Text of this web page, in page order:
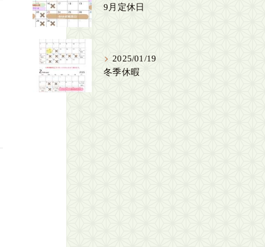
9月定休日
2025/01/19
冬季休暇